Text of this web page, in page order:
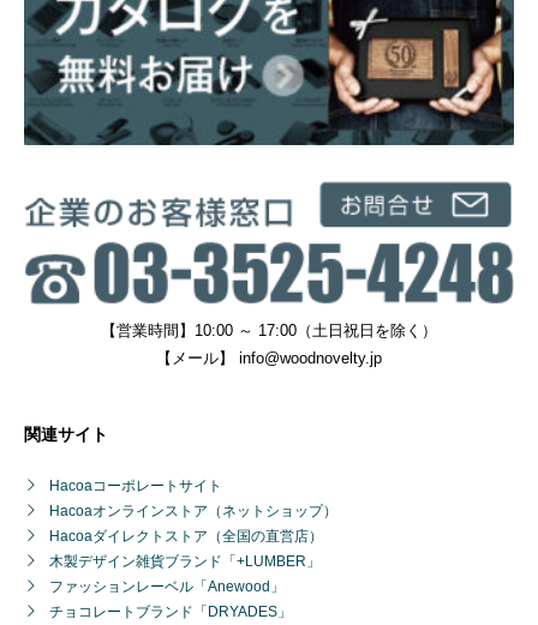
【営業時間】10:00 ～ 17:00（土日祝日を除く）
【メール】 info@woodnovelty.jp
関連サイト
Hacoaコーポレートサイト
Hacoaオンラインストア（ネットショップ）
Hacoaダイレクトストア（全国の直営店）
木製デザイン雑貨ブランド「+LUMBER」
ファッションレーベル「Anewood」
チョコレートブランド「DRYADES」